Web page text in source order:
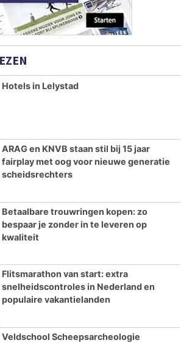
Hotels in Lelystad
ARAG en KNVB staan stil bij 15 jaar
fairplay met oog voor nieuwe generatie
scheidsrechters
Betaalbare trouwringen kopen: zo
bespaar je zonder in te leveren op
kwaliteit
Flitsmarathon van start: extra
snelheidscontroles in Nederland en
populaire vakantielanden
Veldschool Scheepsarcheologie